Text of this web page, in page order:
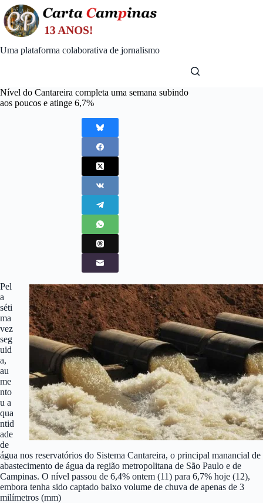
Skip
to
content
Uma plataforma colaborativa de jornalismo
Nível do Cantareira completa uma semana subindo
aos poucos e atinge 6,7%
Pel
a
séti
ma
vez
seg
uid
a,
au
me
nto
u a
qua
ntid
ade
de
água nos reservatórios do Sistema Cantareira, o principal manancial de
abastecimento de água da região metropolitana de São Paulo e de
Campinas. O nível passou de 6,4% ontem (11) para 6,7% hoje (12),
embora tenha sido captado baixo volume de chuva de apenas de 3
milímetros (mm)